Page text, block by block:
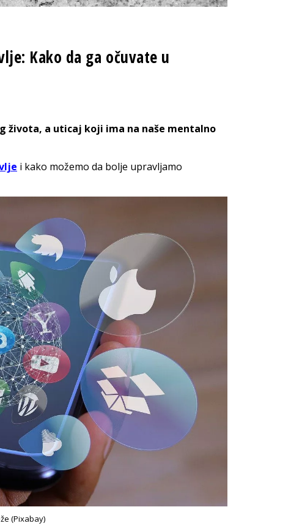
Kako da ga očuvate u
života, a uticaj koji ima na naše mentalno
i kako možemo da bolje upravljamo
(Pixabay)